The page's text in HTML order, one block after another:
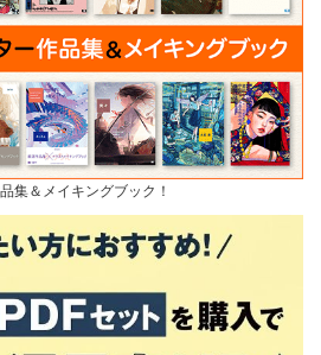
集＆メイキングブック！